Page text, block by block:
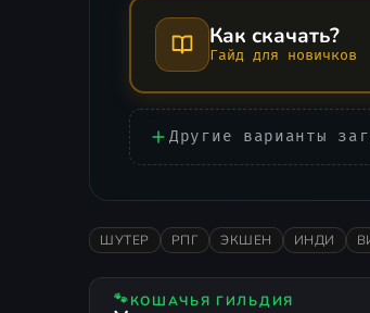
Как скачать?
Гайд для новичков
Другие варианты
ШУТЕР РПГ ЭКШЕН ИНДИ
🐾КОШАЧЬЯ ГИЛЬДИЯ